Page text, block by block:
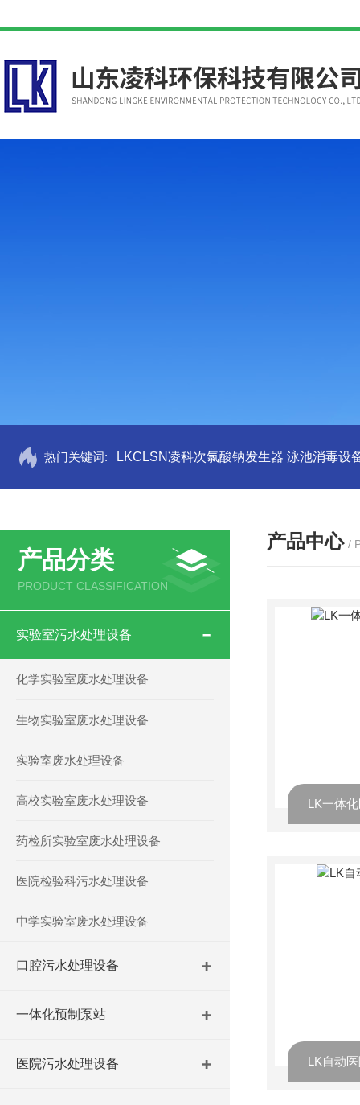
热门关键词: LKCLSN凌科次氯酸钠发生器 泳池消毒设
产品分类
PRODUCT CLASSIFICATION
实验室污水处理设备
化学实验室废水处理设备
生物实验室废水处理设备
实验室废水处理设备
高校实验室废水处理设备
药检所实验室废水处理设备
医院检验科污水处理设备
中学实验室废水处理设备
口腔污水处理设备
一体化预制泵站
医院污水处理设备
产品中心 /
LK一体
LK自动